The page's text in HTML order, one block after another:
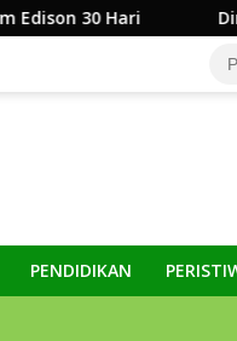
Dinas Kominfo
PENDIDIKAN